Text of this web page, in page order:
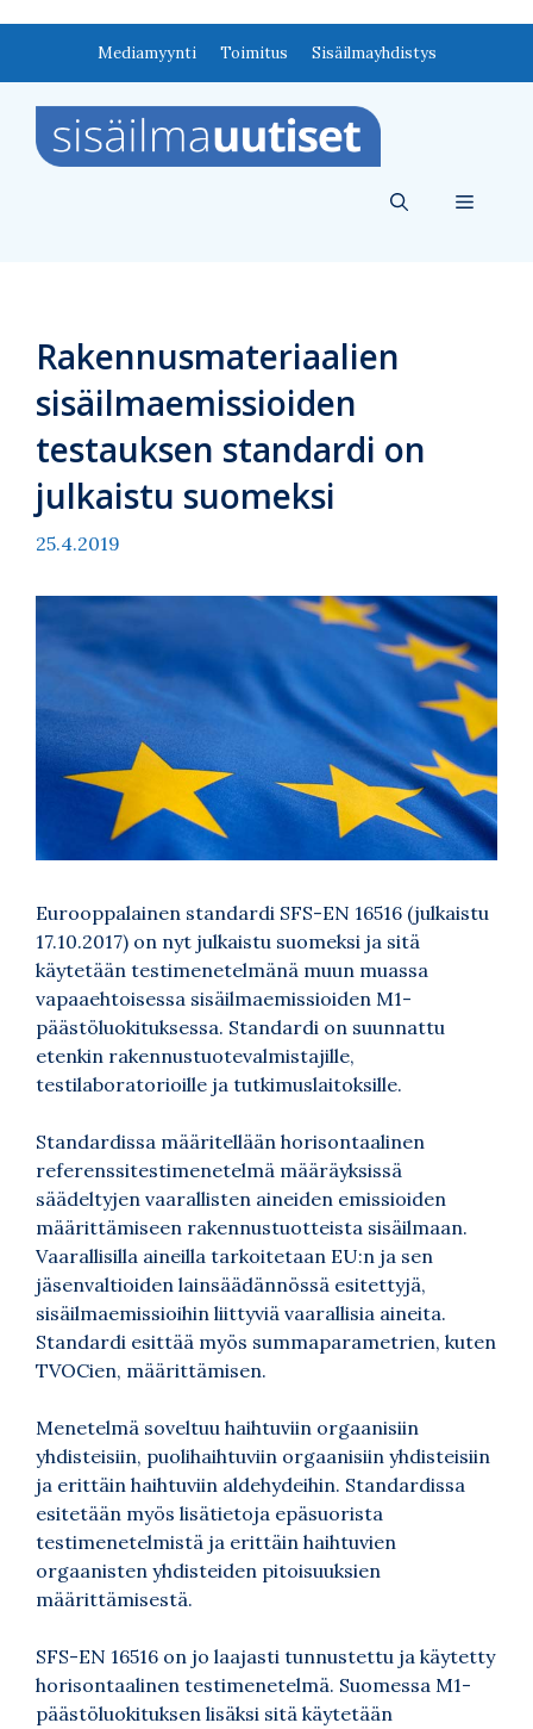
Mediamyynti Toimitus Sisäilmayhdistys
Valikko
Rakennusmateriaalien
sisäilmaemissioiden
testauksen standardi on
julkaistu suomeksi
25.4.2019
Eurooppalainen standardi SFS-EN 16516 (julkaistu
17.10.2017) on nyt julkaistu suomeksi ja sitä
käytetään testimenetelmänä muun muassa
vapaaehtoisessa sisäilmaemissioiden M1-
päästöluokituksessa. Standardi on suunnattu
etenkin rakennustuotevalmistajille,
testilaboratorioille ja tutkimuslaitoksille.
Standardissa määritellään horisontaalinen
referenssitestimenetelmä määräyksissä
säädeltyjen vaarallisten aineiden emissioiden
määrittämiseen rakennustuotteista sisäilmaan.
Vaarallisilla aineilla tarkoitetaan EU:n ja sen
jäsenvaltioiden lainsäädännössä esitettyjä,
sisäilmaemissioihin liittyviä vaarallisia aineita.
Standardi esittää myös summaparametrien, kuten
TVOCien, määrittämisen.
Menetelmä soveltuu haihtuviin orgaanisiin
yhdisteisiin, puolihaihtuviin orgaanisiin yhdisteisiin
ja erittäin haihtuviin aldehydeihin. Standardissa
esitetään myös lisätietoja epäsuorista
testimenetelmistä ja erittäin haihtuvien
orgaanisten yhdisteiden pitoisuuksien
määrittämisestä.
SFS-EN 16516 on jo laajasti tunnustettu ja käytetty
horisontaalinen testimenetelmä. Suomessa M1-
päästöluokituksen lisäksi sitä käytetään